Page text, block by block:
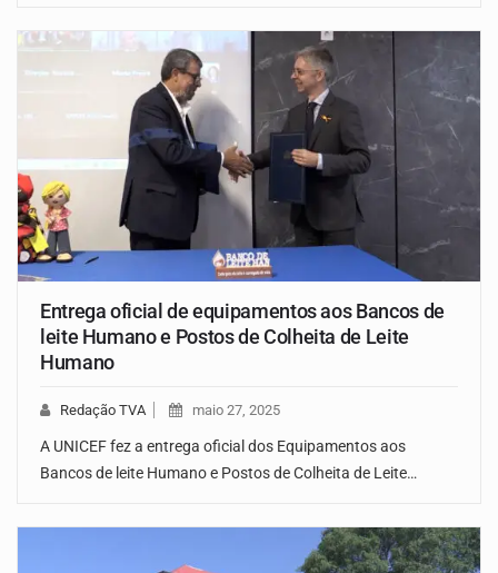
Entrega oficial de equipamentos aos Bancos de
leite Humano e Postos de Colheita de Leite
Humano
Redação TVA maio 27, 2025
A UNICEF fez a entrega oficial dos Equipamentos aos
Bancos de leite Humano e Postos de Colheita de Leite…